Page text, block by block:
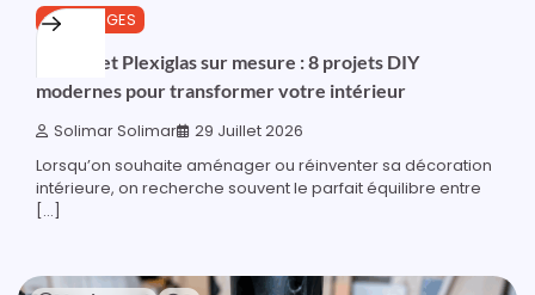
OUTILLAGES
PMMA et Plexiglas sur mesure : 8 projets DIY
modernes pour transformer votre intérieur
Solimar Solimar 29 Juillet 2026
Lorsqu’on souhaite aménager ou réinventer sa décoration
intérieure, on recherche souvent le parfait équilibre entre
[…]